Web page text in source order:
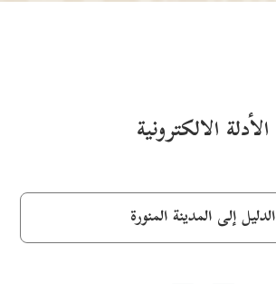
الأدلة الالكترونية
الدليل إلى المدينة المنورة